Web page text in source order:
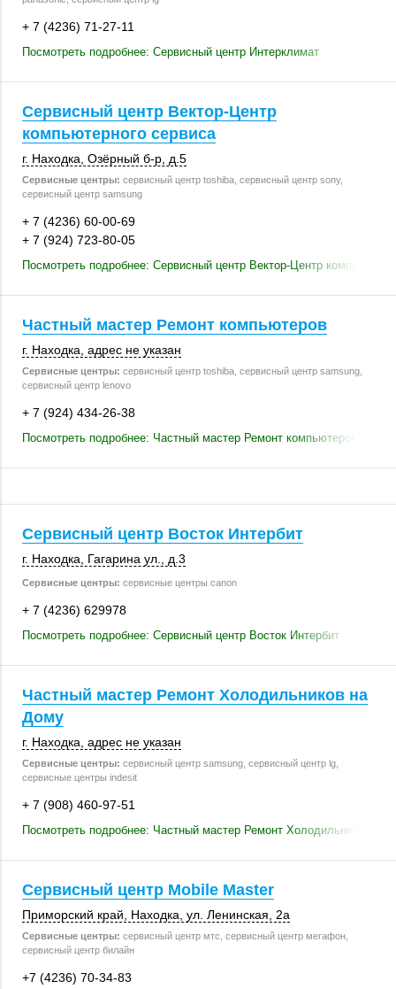
+ 7 (4236) 71-27-11
Посмотреть подробнее: Сервисный центр Интерклимат
Сервисный центр Вектор-Центр
компьютерного сервиса
г. Находка Озёрный б-р д.5
Сервисные центры: сервисный центр toshiba, сервисный центр sony,
сервисный центр samsung
+ 7 (4236) 60-00-69
+ 7 (924) 723-80-05
Посмотреть подробнее: Сервисный центр Вектор-Центр
Частный мастер Ремонт компьютеров
г. Находка адрес не указан
Сервисные центры: сервисный центр toshiba, сервисный центр samsung,
сервисный центр lenovo
+ 7 (924) 434-26-38
Посмотреть подробнее: Частный мастер Ремонт компьютеров
Сервисный центр Восток Интербит
г. Находка Гагарина ул. д.3
Сервисные центры: сервисные центры canon
+ 7 (4236) 629978
Посмотреть подробнее: Сервисный центр Восток Интербит
Частный мастер Ремонт Холодильников на
Дому
г. Находка адрес не указан
Сервисные центры: сервисный центр samsung, сервисный центр lg,
сервисные центры indesit
+ 7 (908) 460-97-51
Посмотреть подробнее: Частный мастер Ремонт Холодильников на
Сервисный центр Mobile Master
Приморский край Находка ул. Ленинская, 2а
Сервисные центры: сервисный центр мтс, сервисный центр мегафон,
сервисный центр билайн
+7 (4236) 70-34-83